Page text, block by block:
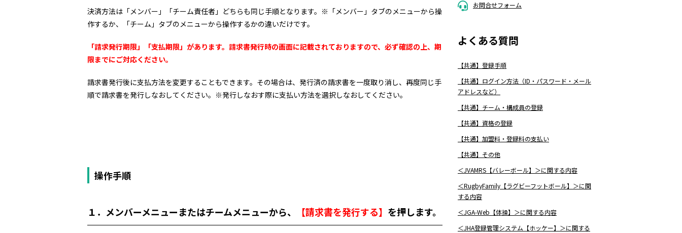
決済方法は「メンバー」「チーム責任者」どちらも同じ手順となります。※「メンバー」タブのメニューから操
作するか、「チーム」タブのメニューから操作するかの違いだけです。
「請求発行期限」「支払期限」があります。請求書発行時の画面に記載されておりますので、必ず確認の上、期
限までにご対応ください。
請求書発行後に支払方法を変更することもできます。その場合は、発行済の請求書を一度取り消し、再度同じ手
順で請求書を発行しなおしてください。※発行しなおす際に支払い方法を選択しなおしてください。
操作手順
１．メンバーメニューまたはチームメニューから、 【請求書を発行する】 を押します。
お問合せフォーム
よくある質問
【共通】登録手順
【共通】ログイン方法（ID・パスワード・メール
アドレスなど）
【共通】チーム・構成員の登録
【共通】資格の登録
【共通】加盟料・登録料の支払い
【共通】その他
＜JVAMRS【バレーボール】＞に関する内容
＜RugbyFamily【ラグビーフットボール】＞に関
する内容
＜JGA-Web【体操】＞に関する内容
＜JHA登録管理システム【ホッケー】＞に関する